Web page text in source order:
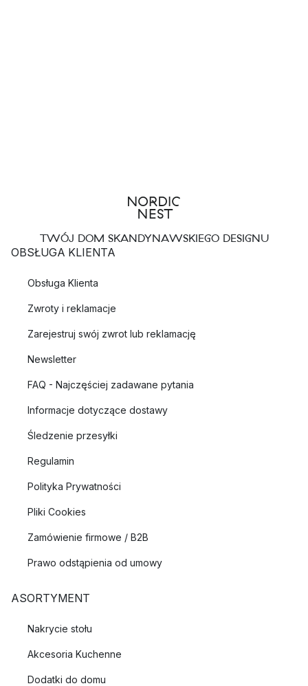
TWÓJ DOM SKANDYNAWSKIEGO DESIGNU
OBSŁUGA KLIENTA
Obsługa Klienta
Zwroty i reklamacje
Zarejestruj swój zwrot lub reklamację
Newsletter
FAQ - Najczęściej zadawane pytania
Informacje dotyczące dostawy
Śledzenie przesyłki
Regulamin
Polityka Prywatności
Pliki Cookies
Zamówienie firmowe / B2B
Prawo odstąpienia od umowy
ASORTYMENT
Nakrycie stołu
Akcesoria Kuchenne
Dodatki do domu